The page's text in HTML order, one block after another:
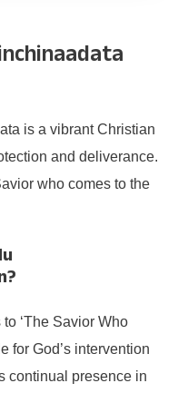
is a vibrant Christian
and deliverance.
who comes to the
‘The Savior Who
for God’s intervention
continual presence in